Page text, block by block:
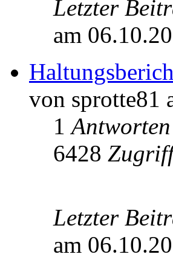
Letzter
am
von sprotte81
1Antworten
6428
Letzter
am